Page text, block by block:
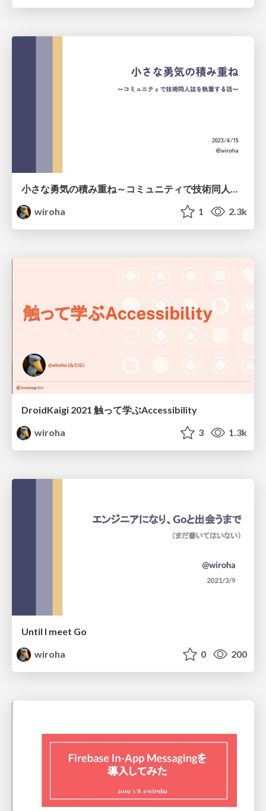
小さな勇気の積み重ね～コミュニティで技術同人誌を執筆する話～ / Write tech book with community member
wiroha
1 2.3k
DroidKaigi 2021 触って学ぶAccessibility
wiroha
3 1.3k
Until I meet Go
wiroha
0 200